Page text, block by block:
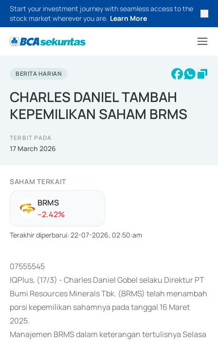
Start your investment journey with seamless access to the
stock market wherever you are. Learn More
BERITA HARIAN
CHARLES DANIEL TAMBAH
KEPEMILIKAN SAHAM BRMS
TERBIT PADA
17 March 2026
SAHAM TERKAIT
BRMS
--2.42%
Terakhir diperbarui: 22-07-2026, 02:50:am
07555545
IQPlus, (17/3) - Charles Daniel Gobel selaku Direktur PT
Bumi Resources Minerals Tbk. (BRMS) telah menambah
porsi kepemilikan sahamnya pada tanggal 16 Maret
2025.
Manajemen BRMS dalam keterangan tertulisnya Selasa